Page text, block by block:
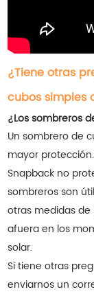
¿Tiene otras
cubos simples
¿Los sombreros
Un sombrero de
mayor
Snapback no
sombreros son
otras medidas
afuera en los
solar.
Si tiene otras
enviarnos un